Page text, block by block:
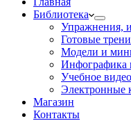
Библиотека
Упражнения,
Готовые
Модели и
Инфографика
Учебное
Электронные
Магазин
Контакты